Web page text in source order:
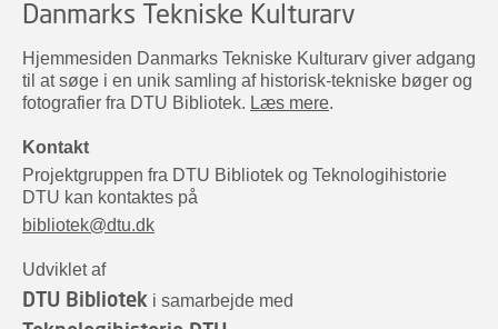
Danmarks Tekniske Kulturarv
Hjemmesiden Danmarks Tekniske Kulturarv giver adgang
til at søge i en unik samling af historisk-tekniske bøger og
fotografier fra DTU Bibliotek. Læs mere.
Kontakt
Projektgruppen fra DTU Bibliotek og Teknologihistorie
DTU kan kontaktes på
bibliotek@dtu.dk
Udviklet af
DTU Bibliotek i samarbejde med